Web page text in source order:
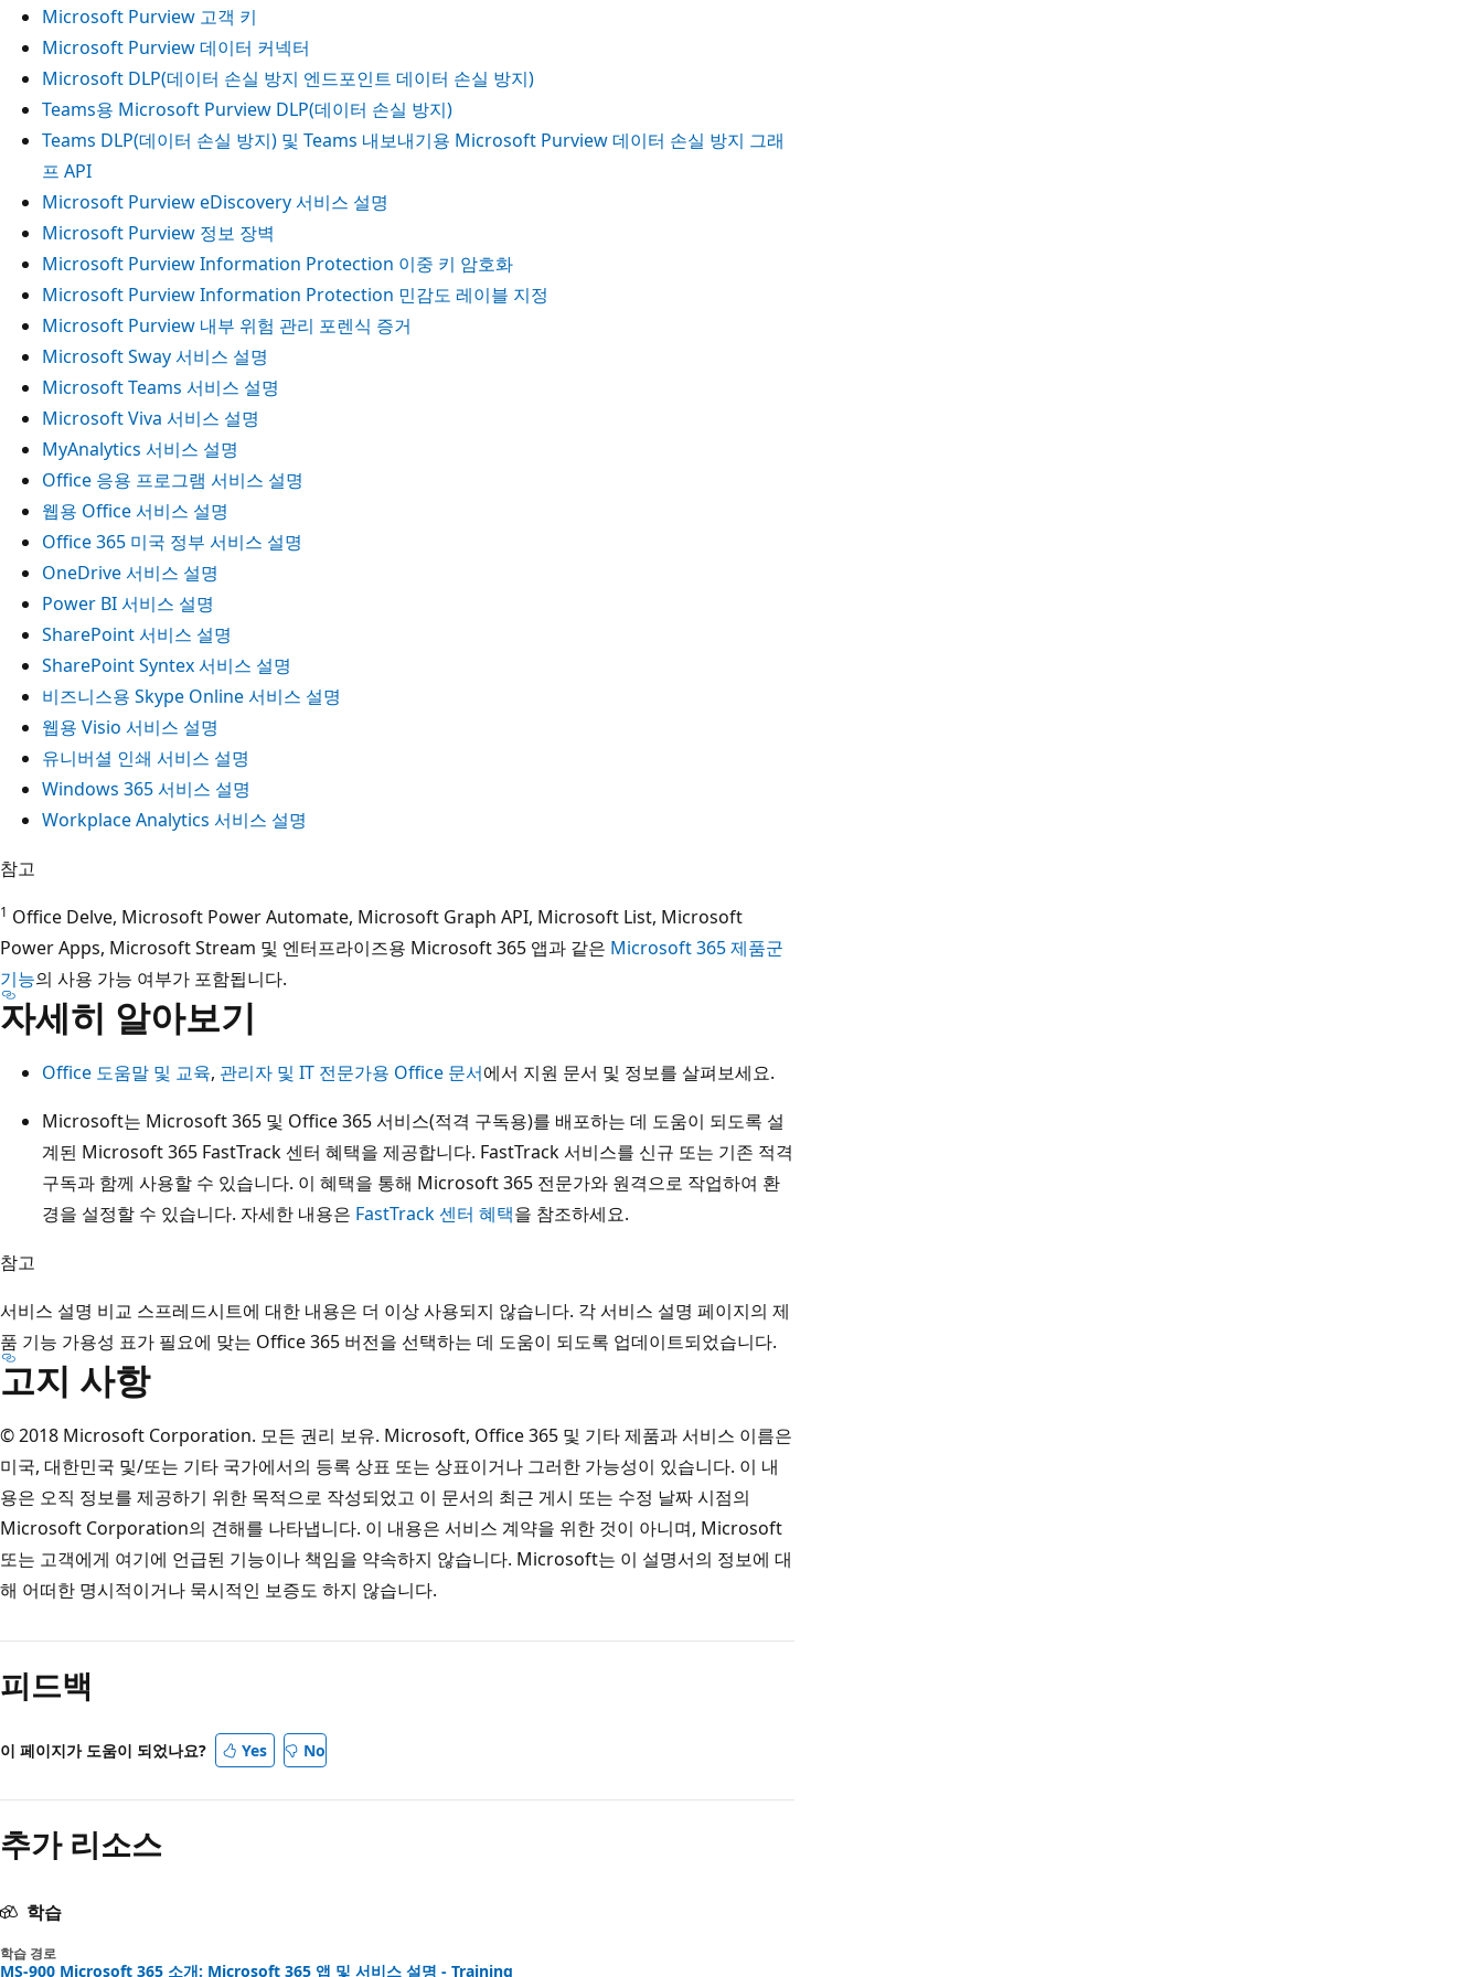
Microsoft Purview 고객 키
Microsoft Purview 데이터 커넥터
Microsoft DLP(데이터 손실 방지 엔드포인트 데이터 손실 방지)
Teams용 Microsoft Purview DLP(데이터 손실 방지)
Teams DLP(데이터 손실 방지) 및 Teams 내보내기용 Microsoft Purview 데이터 손실 방지 그래
프 API
Microsoft Purview eDiscovery 서비스 설명
Microsoft Purview 정보 장벽
Microsoft Purview Information Protection 이중 키 암호화
Microsoft Purview Information Protection 민감도 레이블 지정
Microsoft Purview 내부 위험 관리 포렌식 증거
Microsoft Sway 서비스 설명
Microsoft Teams 서비스 설명
Microsoft Viva 서비스 설명
MyAnalytics 서비스 설명
Office 응용 프로그램 서비스 설명
웹용 Office 서비스 설명
Office 365 미국 정부 서비스 설명
OneDrive 서비스 설명
Power BI 서비스 설명
SharePoint 서비스 설명
SharePoint Syntex 서비스 설명
비즈니스용 Skype Online 서비스 설명
웹용 Visio 서비스 설명
유니버셜 인쇄 서비스 설명
Windows 365 서비스 설명
Workplace Analytics 서비스 설명
참고
1 Office Delve, Microsoft Power Automate, Microsoft Graph API, Microsoft List, Microsoft
Power Apps, Microsoft Stream 및 엔터프라이즈용 Microsoft 365 앱과 같은 Microsoft 365 제품군
기능의 사용 가능 여부가 포함됩니다.
자세히 알아보기
Office 도움말 및 교육, 관리자 및 IT 전문가용 Office 문서에서 지원 문서 및 정보를 살펴보세요.
Microsoft는 Microsoft 365 및 Office 365 서비스(적격 구독용)를 배포하는 데 도움이 되도록 설
계된 Microsoft 365 FastTrack 센터 혜택을 제공합니다. FastTrack 서비스를 신규 또는 기존 적격
구독과 함께 사용할 수 있습니다. 이 혜택을 통해 Microsoft 365 전문가와 원격으로 작업하여 환
경을 설정할 수 있습니다. 자세한 내용은 FastTrack 센터 혜택을 참조하세요.
참고
서비스 설명 비교 스프레드시트에 대한 내용은 더 이상 사용되지 않습니다. 각 서비스 설명 페이지의 제
품 기능 가용성 표가 필요에 맞는 Office 365 버전을 선택하는 데 도움이 되도록 업데이트되었습니다.
고지 사항
© 2018 Microsoft Corporation. 모든 권리 보유. Microsoft, Office 365 및 기타 제품과 서비스 이름은
미국, 대한민국 및/또는 기타 국가에서의 등록 상표 또는 상표이거나 그러한 가능성이 있습니다. 이 내
용은 오직 정보를 제공하기 위한 목적으로 작성되었고 이 문서의 최근 게시 또는 수정 날짜 시점의
Microsoft Corporation의 견해를 나타냅니다. 이 내용은 서비스 계약을 위한 것이 아니며, Microsoft
또는 고객에게 여기에 언급된 기능이나 책임을 약속하지 않습니다. Microsoft는 이 설명서의 정보에 대
해 어떠한 명시적이거나 묵시적인 보증도 하지 않습니다.
피드백
이 페이지가 도움이 되었나요? Yes No
추가 리소스
학습
학습 경로
MS-900 Microsoft 365 소개: Microsoft 365 앱 및 서비스 설명 - Training